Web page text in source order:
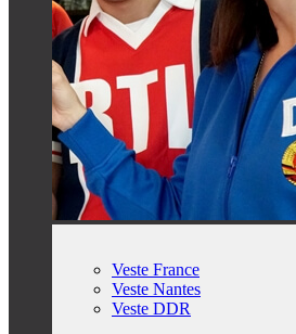
Veste France
Veste Nantes
Veste DDR